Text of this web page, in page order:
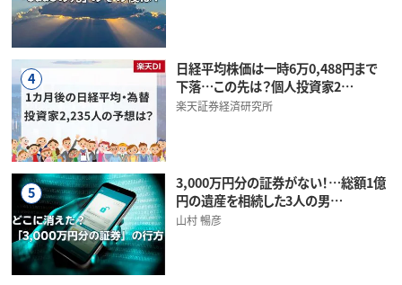
4
日経平均株価は一時6万0,488円まで
下落…この先は？個人投資家2…
楽天証券経済研究所
5
3,000万円分の証券がない！…総額1億
円の遺産を相続した3人の男…
山村 暢彦